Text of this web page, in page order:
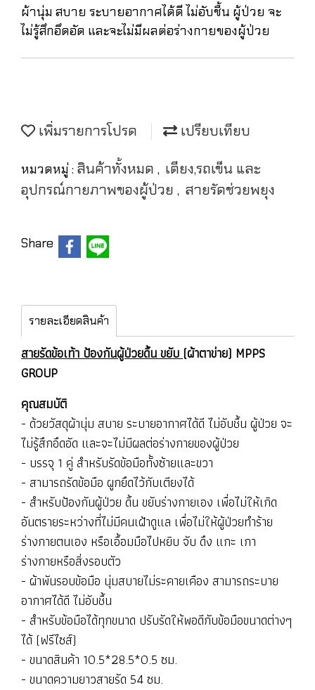
ผ้านุ่ม สบาย ระบายอากาศได้ดี ไม่อับชื้น ผู้ป่วย จะ
ไม่รู้สึกอึดอัด และจะไม่มีผลต่อร่างกายของผู้ป่วย
เพิ่มรายการโปรด เปรียบเทียบ
หมวดหมู่ : สินค้าทั้งหมด , เตียง,รถเข็น และ
อุปกรณ์กายภาพของผู้ป่วย , สายรัดช่วยพยุง
Share
รายละเอียดสินค้า
สายรัดข้อเท้า ป้องกันผู้ป่วยดิ้น ขยับ(ผ้าตาข่าย) MPPS
GROUP
คุณสมบัติ
- ด้วยวัสดุผ้านุ่ม สบาย ระบายอากาศได้ดี ไม่อับชื้น ผู้ป่วย จะ
ไม่รู้สึกอึดอัด และจะไม่มีผลต่อร่างกายของผู้ป่วย
- บรรจุ 1 คู่ สำหรับรัดข้อมือทั้งซ้ายและขวา
- สามารถรัดข้อมือ ผูกยึดไว้กับเตียงได้
- สำหรับป้องกันผู้ป่วย ดิ้น ขยับร่างกายเอง เพื่อไม่ให้เกิด
อันตรายระหว่างที่ไม่มีคนเฝ้าดูแล เพื่อไม่ให้ผู้ป่วยทำร้าย
ร่างกายตนเอง หรือเอื้อมมือไปหยิบ จับ ดึง แกะ เกา
ร่างกายหรือสิ่งรอบตัว
- ผ้าพันรอบข้อมือ นุ่มสบายไม่ระคายเคือง สามารถระบาย
อากาศได้ดี ไม่อับชื้น
- สำหรับข้อมือได้ทุกขนาด ปรับรัดให้พอดีกับข้อมือขนาดต่างๆ
ได้ (ฟรีไซส์)
- ขนาดสินค้า 10.5*28.5*0.5 ซม.
- ขนาดความยาวสายรัด 54 ซม.